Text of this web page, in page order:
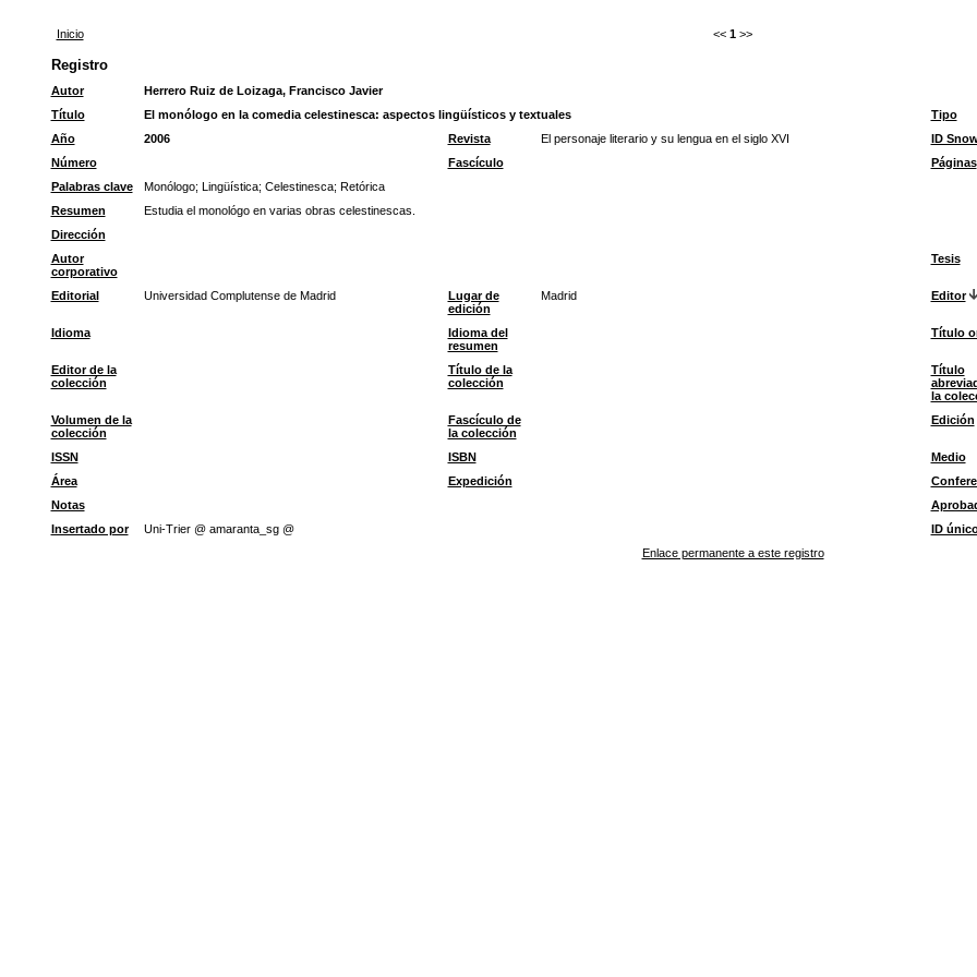
Inicio << 1 >>
Registro
Autor
Herrero Ruiz de Loizaga, Francisco Javier
Título
El monólogo en la comedia celestinesca: aspectos lingüísticos y textuales Tipo
Año
2006 Revista El personaje literario y su lengua en el siglo XVI ID
Número
Fascículo Páginas
Palabras clave
Monólogo; Lingüística; Celestinesca; Retórica
Resumen
Estudia el monológo en varias obras celestinescas.
Dirección
Autor
corporativo
Tesis
Editorial Universidad Complutense de Madrid
Lugar de
edición
Madrid Editor
Idioma
Idioma del
resumen
Título
Editor de la
colección
Título de la
colección
Título
la
Volumen de la
colección
Fascículo de
la colección
Edición
ISSN ISBN
Medio
Área
Expedición
Notas
Insertado por
Uni-Trier @ amaranta_sg @ ID
Enlace permanente a este registro